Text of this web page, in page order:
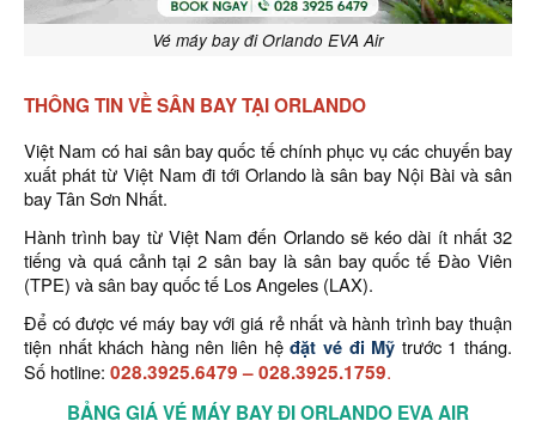
Vé máy bay đi Orlando EVA Air
THÔNG TIN VỀ SÂN BAY TẠI ORLANDO
Việt Nam có hai sân bay quốc tế chính phục vụ các chuyến bay
xuất phát từ Việt Nam đi tới Orlando là sân bay Nội Bài và sân
bay Tân Sơn Nhất.
Hành trình bay từ Việt Nam đến Orlando sẽ kéo dài ít nhất 32
tiếng và quá cảnh tại 2 sân bay là sân bay quốc tế Đào Viên
(TPE) và sân bay quốc tế Los Angeles (LAX).
Để có được vé máy bay với giá rẻ nhất và hành trình bay thuận
tiện nhất khách hàng nên liên hệđặt vé đi Mỹ trước 1 tháng.
Số hotline: 028.3925.6479 –028.3925.1759.
BẢNG GIÁ VÉ MÁY BAY ĐI ORLANDO EVA AIR